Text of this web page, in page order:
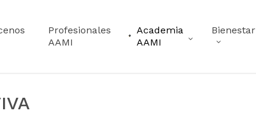
Profesionales
AAMI
Academia
AAMI
Bienestar